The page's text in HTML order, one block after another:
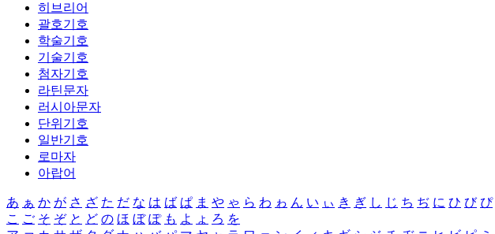
히브리어
괄호기호
학술기호
기술기호
첨자기호
라틴문자
러시아문자
단위기호
일반기호
로마자
아랍어
あ ぁ か が さ ざ た だ な は ば ぱ ま や ゃ ら わ ゎ ん い ぃ き ぎ し じ ち ぢ に ひ び ぴ
こ ご そ ぞ と ど の ほ ぼ ぽ も よ ょ ろ を